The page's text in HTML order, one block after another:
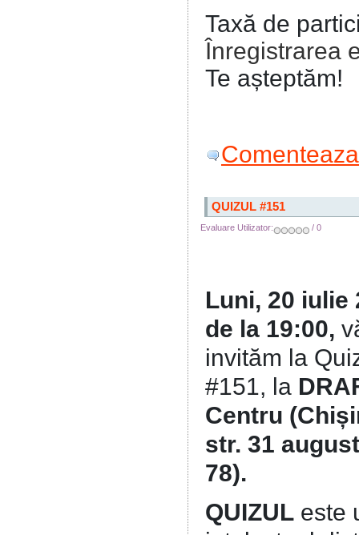
Taxă de
Înregistrarea
Te așteptăm!
QUIZUL #151
Evaluare Utilizator: / 0
Luni, 20 iulie
de la 19:00,
invităm la
#151, la
Centru
str. 31
78).
QUIZUL este